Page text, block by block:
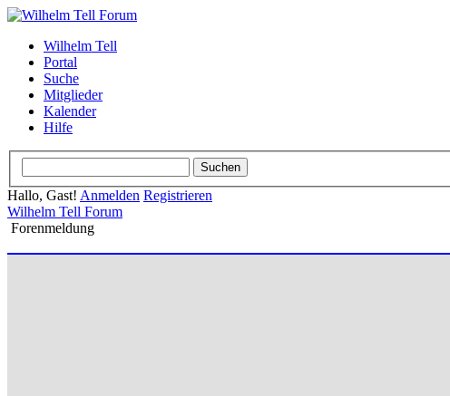
Wilhelm Tell
Portal
Suche
Mitglieder
Kalender
Hilfe
Hallo, Gast! Anmelden Registrieren
Wilhelm Tell Forum
Forenmeldung